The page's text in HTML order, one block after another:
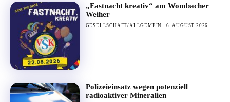
„Fastnacht kreativ“ am Wombacher
Weiher
GESELLSCHAFT/ALLGEMEIN 6. AUGUST 2026
Polizeieinsatz wegen potenziell
radioaktiver Mineralien